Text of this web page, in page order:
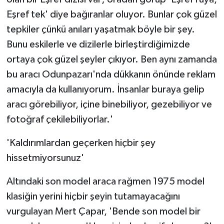
Eşref tek' diye bağıranlar oluyor. Bunlar çok güzel
tepkiler çünkü anıları yaşatmak böyle bir şey.
Bunu eskilerle ve dizilerle birleştirdiğimizde
ortaya çok güzel şeyler çıkıyor. Ben aynı zamanda
bu aracı Odunpazarı'nda dükkanın önünde reklam
amacıyla da kullanıyorum. İnsanlar buraya gelip
aracı görebiliyor, içine binebiliyor, gezebiliyor ve
fotoğraf çekilebiliyorlar.'
'Kaldırımlardan geçerken hiçbir şey
hissetmiyorsunuz'
Altındaki son model araca rağmen 1975 model
klasiğin yerini hiçbir şeyin tutamayacağını
vurgulayan Mert Çapar, 'Bende son model bir